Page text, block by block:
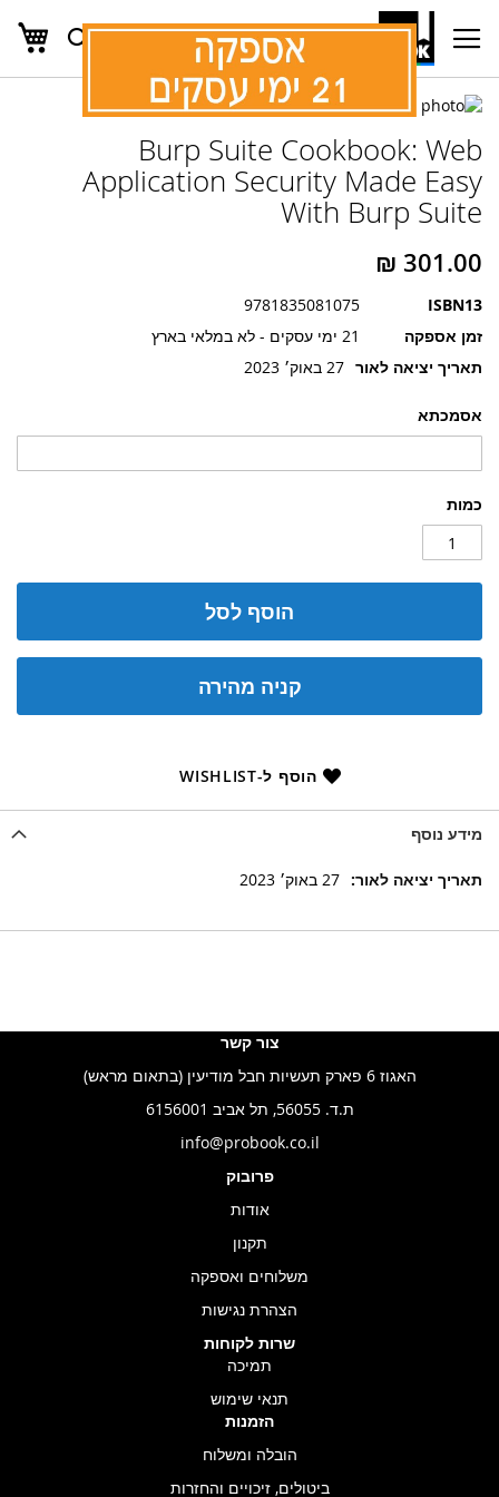
Skip
Content
חפש
אסמכתא
כמות
הוסף לסל
קניה מהירה
הוסף ל-WISHLIST
Burp Suite Cookbook: Web
Application Security Made Easy
With Burp Suite
ISBN13
9781835081075
זמן אספקה
21 ימי עסקים - לא במלאי בארץ
תאריך יציאה לאור 27 באוק׳ 2023
לדלג
של
גלריית
תמונות
להתחלה
של
גלריית
תמונות
מידע נוסף
מידע
27 באוק׳ 2023
צור קשר
האגוז 6 פארק תעשיות חבל מודיעין (בתאום מראש)
ת.ד. 56055, תל אביב 6156001
info@probook.co.il
פרובוק
אודות
תקנון
משלוחים ואספקה
הצהרת נגישות
שרות לקוחות
תמיכה
תנאי שימוש
הזמנות
הובלה ומשלוח
ביטולים, זיכויים והחזרות